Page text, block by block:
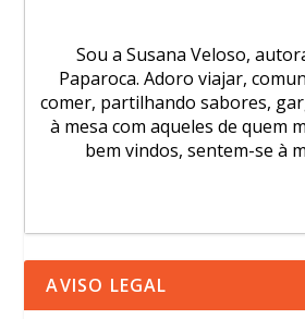
Sou a Susana Veloso,
Paparoca. Adoro viajar,
comer, partilhando sabores,
à mesa com aqueles de quem
bem vindos, sentem-se à
AVISO LEGAL